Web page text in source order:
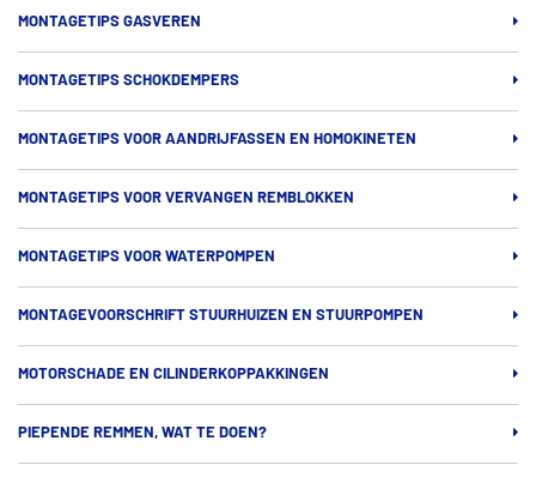
MONTAGETIPS GASVEREN
MONTAGETIPS SCHOKDEMPERS
MONTAGETIPS VOOR AANDRIJFASSEN EN HOMOKINETEN
MONTAGETIPS VOOR VERVANGEN REMBLOKKEN
MONTAGETIPS VOOR WATERPOMPEN
MONTAGEVOORSCHRIFT STUURHUIZEN EN STUURPOMPEN
MOTORSCHADE EN CILINDERKOPPAKKINGEN
PIEPENDE REMMEN, WAT TE DOEN?